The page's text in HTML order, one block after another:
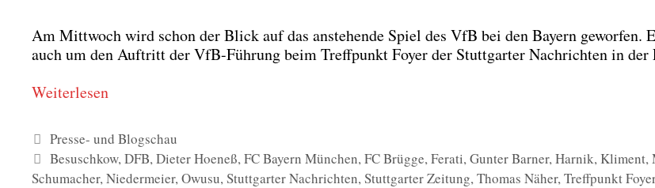
Am Mitt­woch wird schon der Blick auf das anste­hen­de Spiel des VfB bei den Bay­ern gewor­fen.
auch um den Auf­tritt der VfB-Füh­rung beim Treff­punkt Foy­er der Stutt­gar­ter Nach­rich­ten in der
Wei­ter­le­sen
Kategorien
Presse- und Blogschau
Schlagwörter
Besuschkow,DFB,Dieter Hoeneß,FC Bayern München,FC Brügge,Ferati,Gunter Barner,Harnik,Kliment,
Schumacher,Niedermeier,Owusu,Stuttgarter Nachrichten,Stuttgarter Zeitung,Thomas Näher,Treffpunkt Foyer